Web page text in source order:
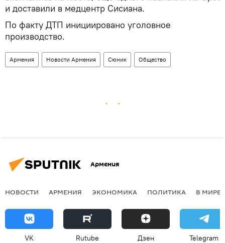
и доставили в медцентр Сисиана.
По факту ДТП инициировано уголовное
производство.
Армения Новости Армения Сюник Общество
Армения
НОВОСТИ АРМЕНИЯ ЭКОНОМИКА ПОЛИТИКА В МИРЕ
VK Rutube Дзен Telegram